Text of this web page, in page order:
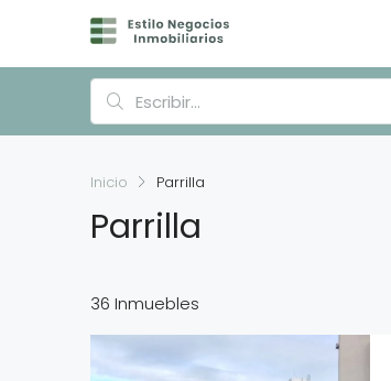
Inicio Parrilla
Parrilla
36 Inmuebles